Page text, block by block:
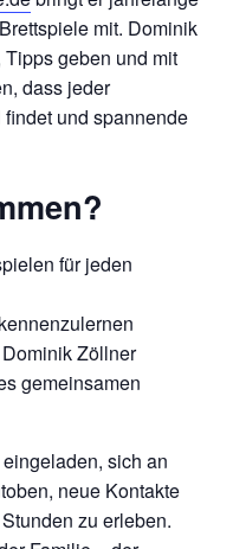
mit. Dominik
geben und mit
dass jeder
und spannende
für jeden
Zöllner
gemeinsamen
sich an
neue Kontakte
zu erleben.